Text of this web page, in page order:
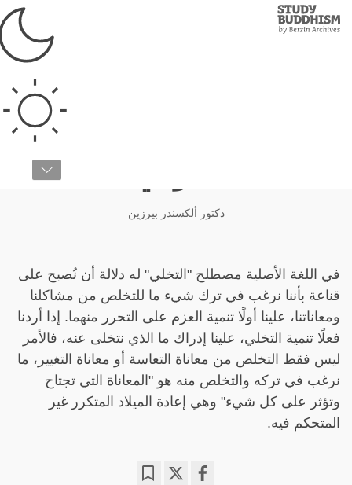
Study
Buddhism
أهمية التخلي في المسار
دكتور ألكسندر بيرزين
في اللغة الأصلية مصطلح "التخلي" له دلالة أن نُصبح على
قناعة بأننا نرغب في ترك شيء ما للتخلص من مشاكلنا
ومعاناتنا، علينا أولًا تنمية العزم على التحرر منهما. إذا أردنا
فعلًا تنمية التخلي، علينا إدراك ما الذي نتخلى عنه، فالأمر
ليس فقط التخلص من معاناة التعاسة أو معاناة التغيير، ما
نرغب في تركه والتخلص منه هو "المعاناة التي تجتاح
وتؤثر على كل شيء" وهي إعادة الميلاد المتكرر غير
المتحكم فيه.